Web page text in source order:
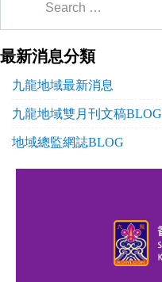
最新消息分類
九龍地域最新消息
九龍地域雙月刊文稿BLOG
地域總監網誌BLOG